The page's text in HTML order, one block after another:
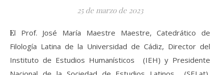
25 de marzo de 2023
El Prof. José María Maestre Maestre, Catedrático de
Filología Latina de la Universidad de Cádiz, Director del
Instituto de Estudios Humanísticos (IEH) y Presidente